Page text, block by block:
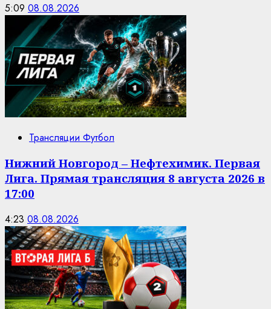
5:09 08.08.2026
Трансляции Футбол
Нижний Новгород – Нефтехимик. Первая
Лига. Прямая трансляция 8 августа 2026 в
17:00
4:23 08.08.2026